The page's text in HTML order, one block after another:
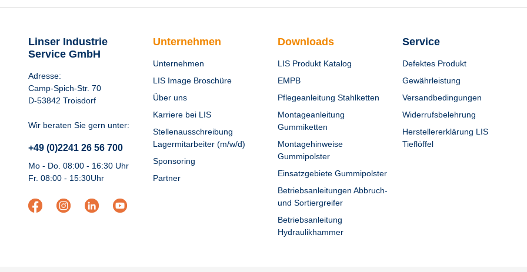
Linser Industrie
Service GmbH
Adresse:
Camp-Spich-Str. 70
D-53842 Troisdorf
Wir beraten Sie gern unter:
+49 (0)2241 26 56 700
Mo - Do. 08:00 - 16:30 Uhr
Fr. 08:00 - 15:30Uhr
Unternehmen
Unternehmen
LIS Image Broschüre
Über uns
Karriere bei LIS
Stellenausschreibung
Lagermitarbeiter (m/w/d)
Sponsoring
Partner
Downloads
LIS Produkt Katalog
EMPB
Pflegeanleitung Stahlketten
Montageanleitung
Gummiketten
Montagehinweise
Gummipolster
Einsatzgebiete Gummipolster
Betriebsanleitungen Abbruch-
und Sortiergreifer
Betriebsanleitung
Hydraulikhammer
Service
Defektes Produkt
Gewährleistung
Versandbedingungen
Widerrufsbelehrung
Herstellererklärung LIS
Tieflöffel